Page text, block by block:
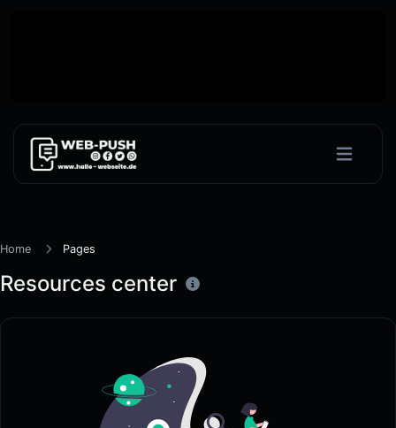
Home Pages
Resources center